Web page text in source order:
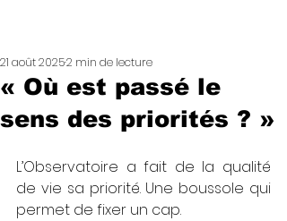
« Où est passé le
sens des priorités ? »
21 août 20252 min de lecture
L’Observatoire a fait de la qualité
de vie sa priorité. Une boussole qui
permet de fixer un cap.